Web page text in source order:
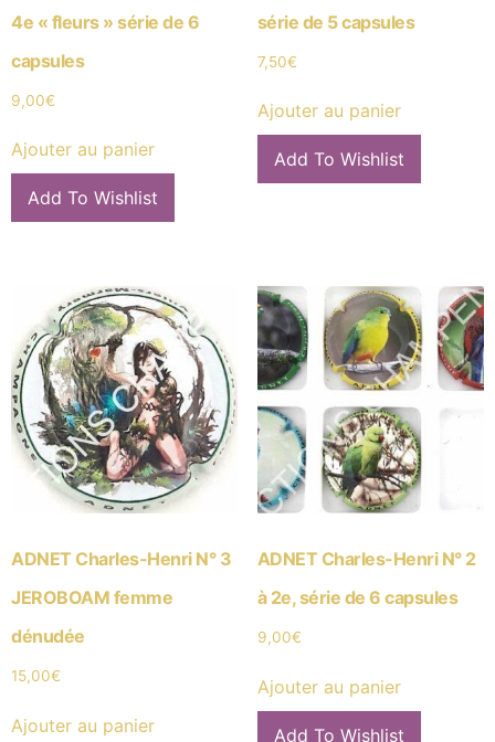
4e « fleurs » série de 6
capsules
9,00€
Ajouter au panier
Add To Wishlist
série de 5 capsules
7,50€
Ajouter au panier
Add To Wishlist
ADNET Charles-Henri N° 3
JEROBOAM femme
dénudée
15,00€
Ajouter au panier
ADNET Charles-Henri N° 2
à 2e, série de 6 capsules
9,00€
Ajouter au panier
Add To Wishlist